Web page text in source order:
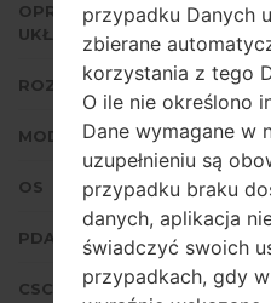
OPROGRAMOWANIA
UKŁADOWEGO
ROZMIAR PLIKU
MODEL
OS
PDA/AP WERSJA
CSC WERSJA
przypadku Danych
zbierane
korzystania z tego
O ile nie określono
Dane wymagane w
uzupełnieniu są
przypadku braku
danych, aplikacja
świadczyć swoich
przypadkach, gdy